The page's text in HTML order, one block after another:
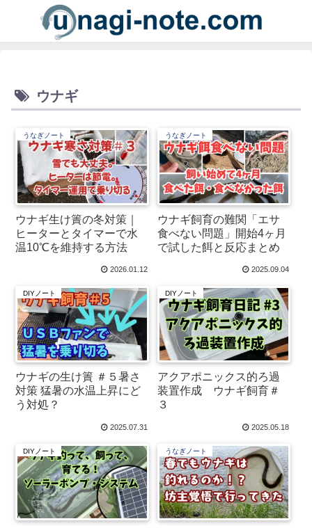
ウナギ
うなぎノート
ウナギ生け簀の冬対策｜
ヒーターとタイマーで水
温10℃を維持する方法
2026.01.12
うなぎノート
ウナギ飼育の難関「エサ
食べない問題」開始4ヶ月
で試した餌と反応まとめ
2025.09.04
DIYノート
ウナギの生け簀 ＃５暑さ
対策 猛暑の水温上昇にど
う対処？
2025.07.31
DIYノート
アクアポニックス的ろ過
装置作成 ウナギ飼育＃
３
2025.05.18
DIYノート うなぎノート